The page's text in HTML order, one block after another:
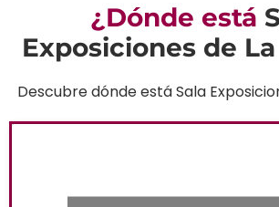
¿Dónde está
Exposiciones de
Descubre dónde está Sala